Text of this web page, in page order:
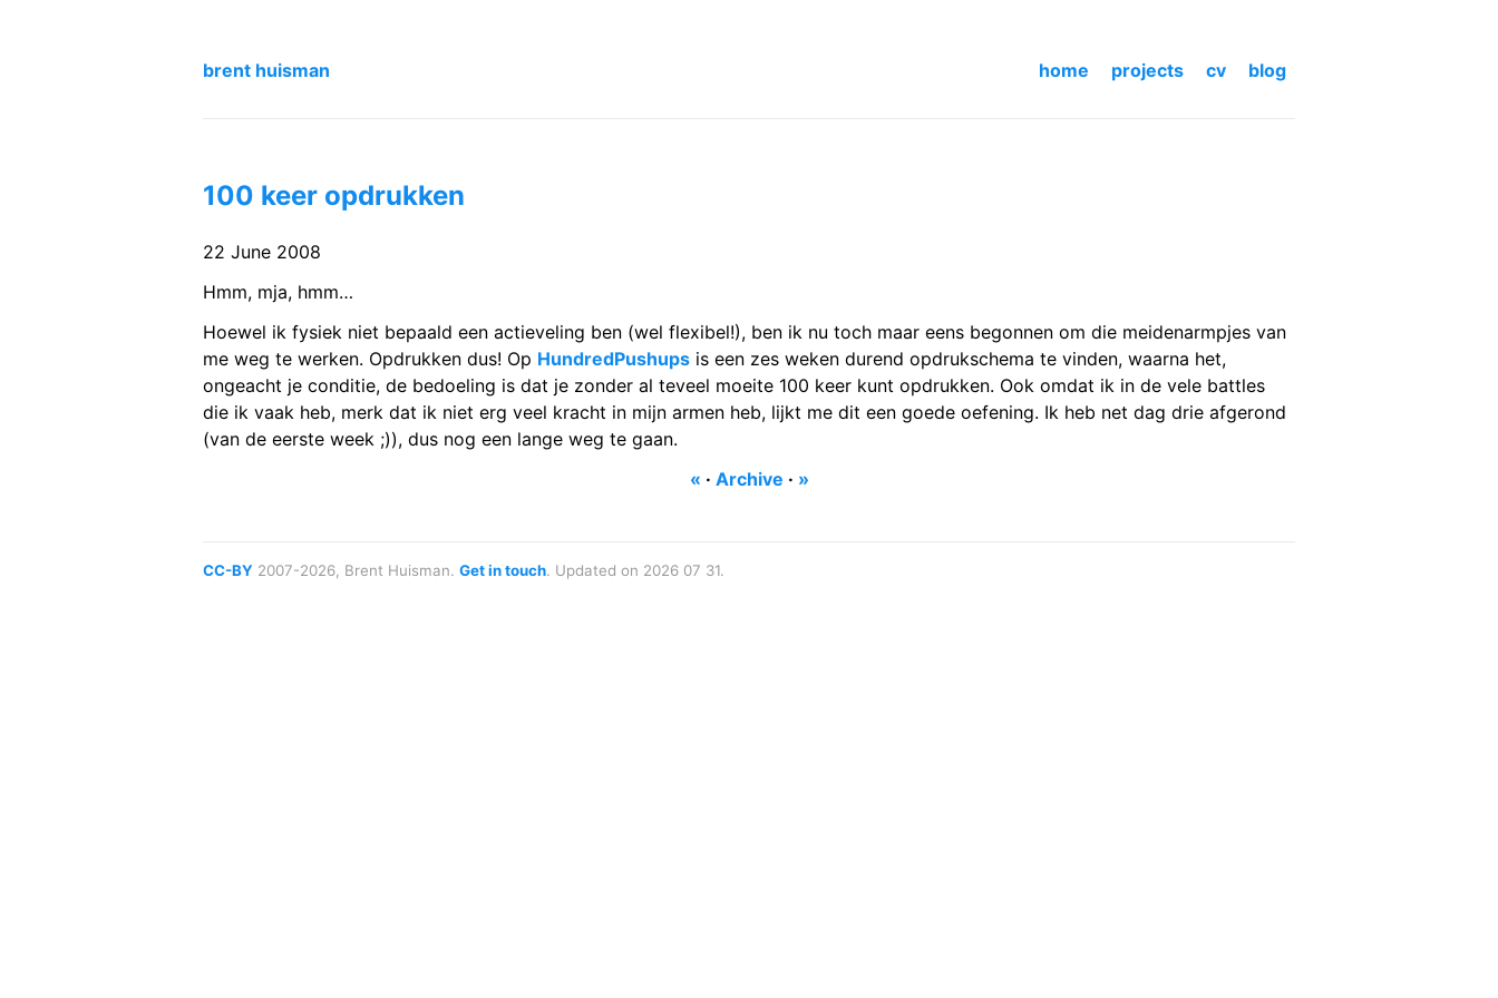
brent huisman home projects cv blog
100 keer opdrukken
22 June 2008
Hmm, mja, hmm…
Hoewel ik fysiek niet bepaald een actieveling ben (wel flexibel!), ben ik nu toch maar eens begonnen om die meidenarmpjes van
me weg te werken. Opdrukken dus! Op HundredPushups is een zes weken durend opdrukschema te vinden, waarna het,
ongeacht je conditie, de bedoeling is dat je zonder al teveel moeite 100 keer kunt opdrukken. Ook omdat ik in de vele battles
die ik vaak heb, merk dat ik niet erg veel kracht in mijn armen heb, lijkt me dit een goede oefening. Ik heb net dag drie afgerond
(van de eerste week ;)), dus nog een lange weg te gaan.
« · Archive · »
CC-BY 2007-2026, Brent Huisman. Get in touch. Updated on 2026 07 31.